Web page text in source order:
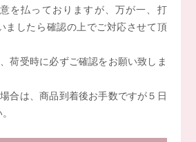
を払っておりますが、万が一、打
ましたら確認の上でご対応させて頂
荷受時に必ずご確認をお願い致しま
合は、商品到着後お手数ですが５日